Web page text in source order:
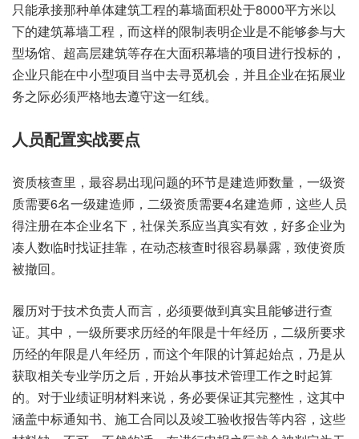
只能承接那种单体建筑工程的幕墙面积处于8000平方米以
下的建筑幕墙工程，而这样的限制表明企业是不能够参与大
型场馆、超高层建筑等存在大面积幕墙的项目进行投标的，
企业只能在中小型项目当中去寻觅机会，并且企业在拓展业
务之际必须严格地去遵守这一红线。
人员配置实战要点
资质核查里，最容易出现问题的环节是建造师数量，一级资
质需要6名一级建造师，二级资质需要4名建造师，这些人员
得注册在本企业名下，社保关系应当真实有效，好多企业为
凑人数临时找证挂靠，在动态核查时很容易暴露，致使资质
被撤回。
履历对于技术负责人而言，必须要做到真实且能够进行查
证。其中，一级所要求历经的年限是十年经历，二级所要求
历经的年限是八年经历，而这个年限的计算起始点，乃是从
获取相关专业学历之后，开始从事技术管理工作之时起算
的。对于业绩证明材料来说，务必要保证其完整性，这其中
涵盖中标通知书、施工合同以及竣工验收报告等内容，这些